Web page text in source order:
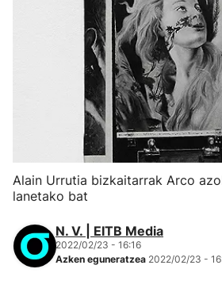
Alain Urrutia bizkaitarrak Arco
lanetako bat
N. V. | EITB Media
2022/02/23 - 16:16
Azken eguneratzea 2022/02/23 -